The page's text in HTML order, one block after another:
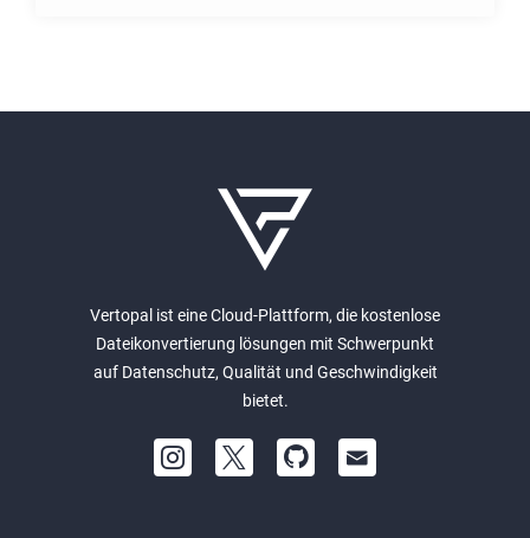
Vertopal ist eine Cloud-Plattform, die kostenlose
Dateikonvertierung lösungen mit Schwerpunkt
auf Datenschutz, Qualität und Geschwindigkeit
bietet.